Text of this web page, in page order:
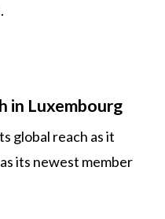
in Luxembourg
global reach as it
its newest member